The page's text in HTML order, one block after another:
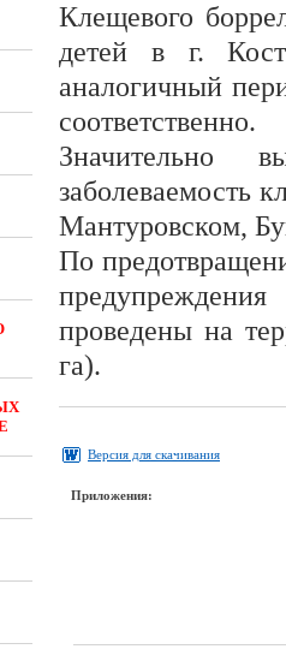
Клещевого
детей в г.
аналогичный
соответственно.
Значительно
заболеваемость
Мантуровском,
По
проведены на
га).
Версия для скачивания
Приложения: